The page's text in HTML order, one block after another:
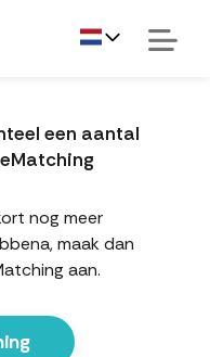
een aantal
nog meer
maak dan
aan.